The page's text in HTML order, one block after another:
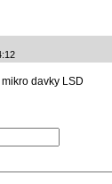
davky LSD